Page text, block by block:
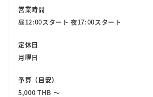
営業時間
昼12:00スタート 夜17:00スタート
定休日
月曜日
予算（目安）
5,000 THB 〜